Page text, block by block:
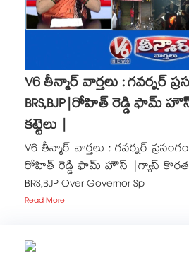
V6 తీన్మార్ వార్తలు : గవర్నర్
BRS,BJP|రోహిత్ రెడ్డి ఫామ్
కట్టెలు |
V6 తీన్మార్ వార్తలు : గవర్నర్
రోహిత్ రెడ్డి ఫామ్ హౌస్ |గ్యాస్ కొరత-
BRS,BJP Over Governor Sp
Read More